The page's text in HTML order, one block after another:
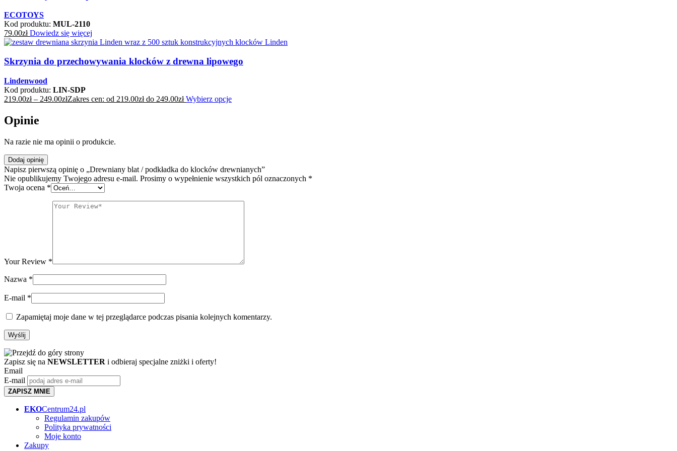
ECOTOYS
Kod produktu: MUL-2110
79.00zł Dowiedz się więcej
Skrzynia do przechowywania klocków z drewna lipowego
Lindenwood
Kod produktu: LIN-SDP
219.00zł – 249.00złZakres cen: od 219.00zł do 249.00zł Wybierz opcje
Opinie
Na razie nie ma opinii o produkcie.
Dodaj opinię
Napisz pierwszą opinię o „Drewniany blat / podkładka do klocków drewnianych”
Nie opublikujemy Twojego adresu e-mail. Prosimy o wypełnienie wszystkich pól oznaczonych *
Twoja ocena *
Your Review *
Nazwa *
E-mail *
Zapamiętaj moje dane w tej przeglądarce podczas pisania kolejnych komentarzy.
Zapisz się na NEWSLETTER i odbieraj specjalne zniżki i oferty!
Email
E-mail
ZAPISZ MNIE
EKOCentrum24.pl
Regulamin zakupów
Polityka prywatności
Moje konto
Zakupy